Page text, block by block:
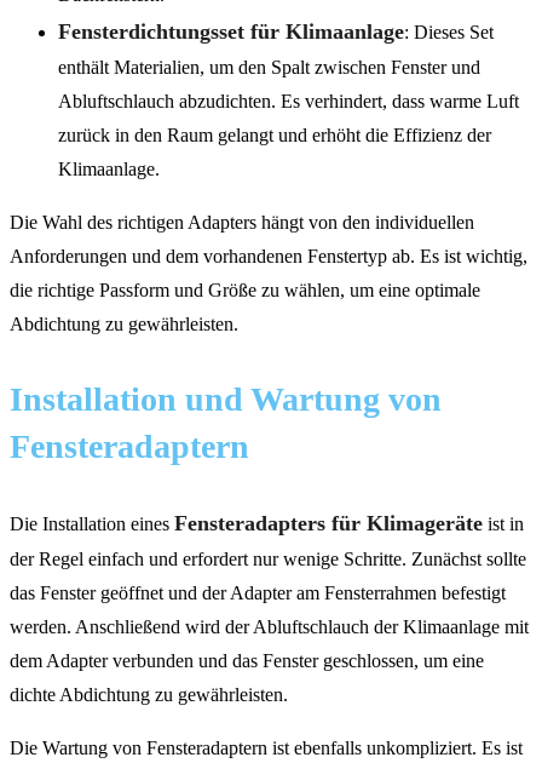
Fensterdichtungsset für Klimaanlage: Dieses Set
enthält Materialien, um den Spalt zwischen Fenster und
Abluftschlauch abzudichten. Es verhindert, dass warme Luft
zurück in den Raum gelangt und erhöht die Effizienz der
Klimaanlage.
Die Wahl des richtigen Adapters hängt von den individuellen
Anforderungen und dem vorhandenen Fenstertyp ab. Es ist wichtig,
die richtige Passform und Größe zu wählen, um eine optimale
Abdichtung zu gewährleisten.
Installation und Wartung von
Fensteradaptern
Die Installation eines Fensteradapters für Klimageräte ist in
der Regel einfach und erfordert nur wenige Schritte. Zunächst sollte
das Fenster geöffnet und der Adapter am Fensterrahmen befestigt
werden. Anschließend wird der Abluftschlauch der Klimaanlage mit
dem Adapter verbunden und das Fenster geschlossen, um eine
dichte Abdichtung zu gewährleisten.
Die Wartung von Fensteradaptern ist ebenfalls unkompliziert. Es ist